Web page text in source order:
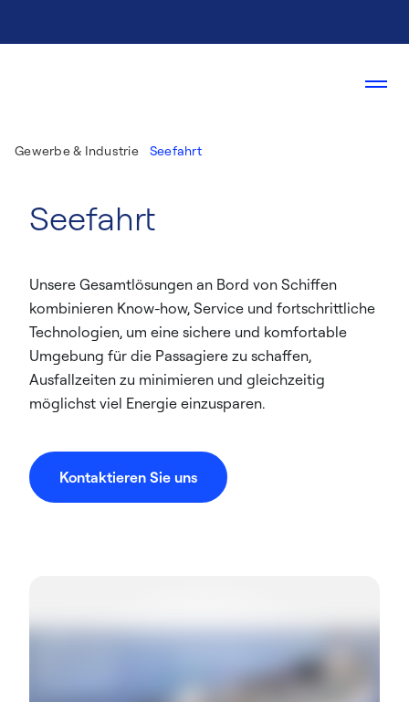
Gewerbe & Industrie Seefahrt
Seefahrt
Unsere Gesamtlösungen an Bord von Schiffen
kombinieren Know-how, Service und fortschrittliche
Technologien, um eine sichere und komfortable
Umgebung für die Passagiere zu schaffen,
Ausfallzeiten zu minimieren und gleichzeitig
möglichst viel Energie einzusparen.
Kontaktieren Sie uns